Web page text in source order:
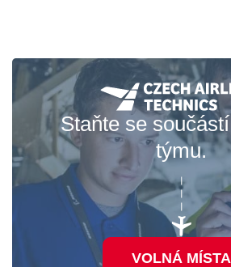
Staňte se
týmu.
VOLNÁ MÍSTA